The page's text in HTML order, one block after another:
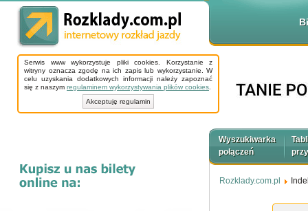
Serwis www wykorzystuje pliki cookies. Korzystanie z
witryny oznacza zgodę na ich zapis lub wykorzystanie. W
celu uzyskania dodatkowych informacji należy zapoznać
się z naszym regulaminem wykorzystywania plików cookies
Akceptuję regulamin
Wyszukiwarka
połączeń
Rozklady.com.pl